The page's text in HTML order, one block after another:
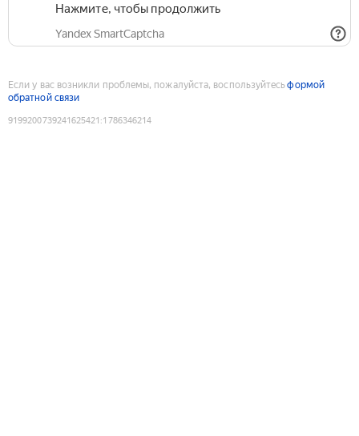
Нажмите, чтобы продолжить
Yandex SmartCaptcha
Если у вас возникли проблемы, пожалуйста, воспользуйтесьформой
обратной связи
9199200739241625421 :1786346214